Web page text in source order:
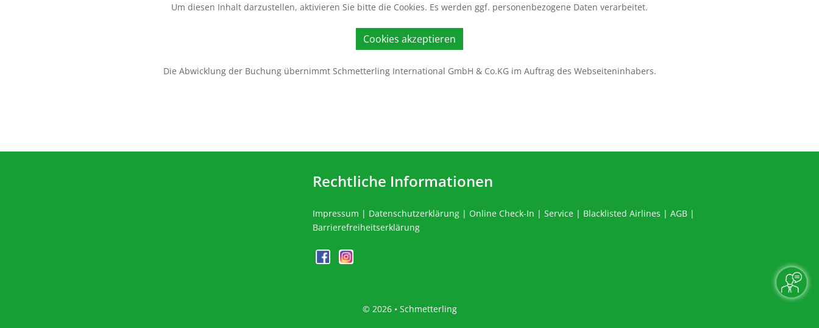
Um diesen Inhalt darzustellen, aktivieren Sie bitte die Cookies. Es werden ggf. personenbezogene Daten verarbeitet.
Cookies akzeptieren
Die Abwicklung der Buchung übernimmt Schmetterling International GmbH & Co.KG im Auftrag des Webseiteninhabers.
Rechtliche Informationen
Impressum | Datenschutzerklärung| Online Check-In | Service| Blacklisted Airlines | AGB|
Barrierefreiheitserklärung
© 2026 • Schmetterling